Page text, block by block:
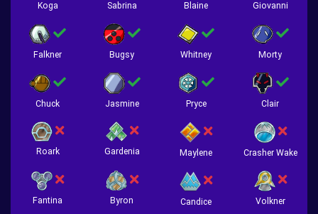
Koga Sabrina Blaine Giovanni
Falkner Bugsy Whitney Morty
Chuck Jasmine Pryce Clair
Roark Gardenia Maylene Crasher Wake
Fantina Byron Candice Volkner